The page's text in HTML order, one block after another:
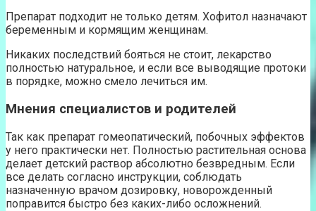
Препарат подходит не только детям. Хофитол назначают
беременным и кормящим женщинам.
Никаких последствий бояться не стоит, лекарство
полностью натуральное, и если все выводящие протоки
в порядке, можно смело лечиться им.
Мнения специалистов и родителей
Так как препарат гомеопатический, побочных эффектов
у него практически нет. Полностью растительная основа
делает детский раствор абсолютно безвредным. Если
все делать согласно инструкции, соблюдать
назначенную врачом дозировку, новорожденный
поправится быстро без каких-либо осложнений.